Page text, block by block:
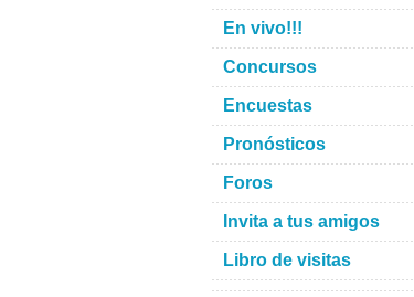
En vivo!!!
Concursos
Encuestas
Pronósticos
Foros
Invita a tus amigos
Libro de visitas